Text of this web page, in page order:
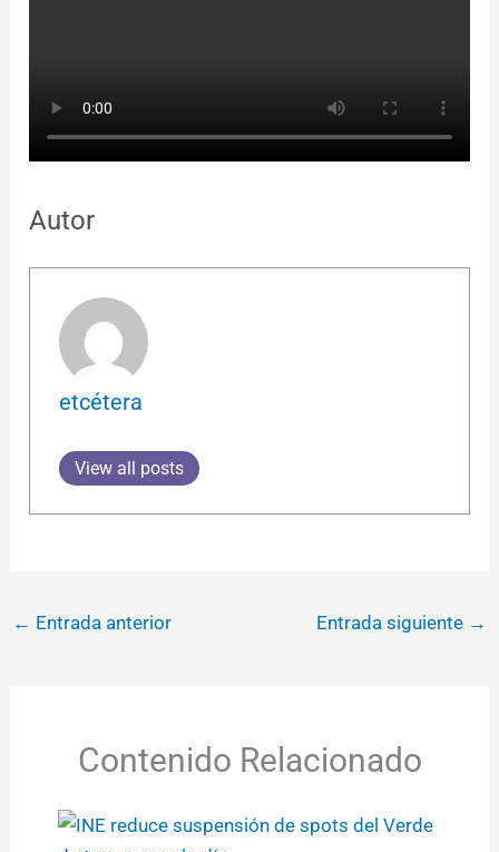
Autor
etcétera
View all posts
← Entrada anterior Entrada siguiente →
Contenido Relacionado